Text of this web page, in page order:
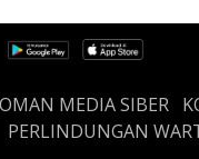
MEDIA SIBER
PERLINDUNGAN